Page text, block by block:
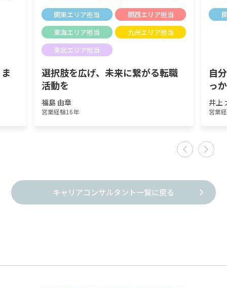
関東エリア担当
関西エリア担当
東海エリア担当
九州エリア担当
東北エリア担当
選択肢を広げ、未来に繋がる転職
活動を
福島 由章
営業経験16年
自
っ
井上
営業
キャリアコンサルタント一覧に戻る